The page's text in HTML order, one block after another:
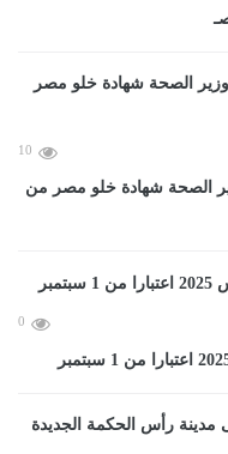
10
الصحة شهادة خلو مصر من
0